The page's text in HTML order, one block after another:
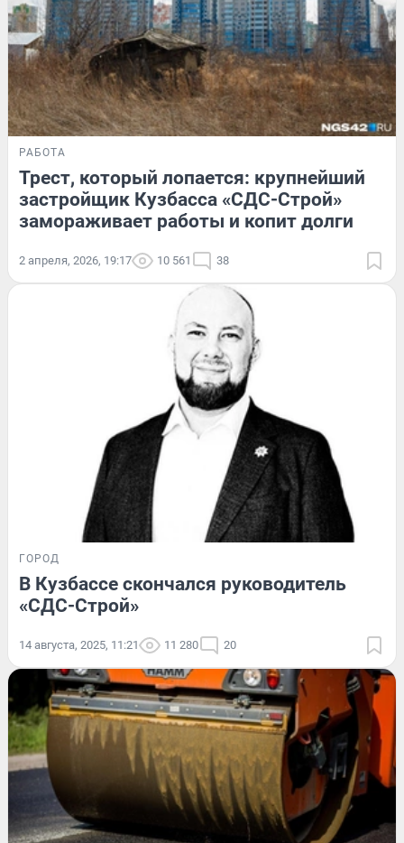
РАБОТА
Трест, который лопается: крупнейший
застройщик Кузбасса «СДС-Строй»
замораживает работы и копит долги
2 апреля, 2026, 19:17 10 561 38
ГОРОД
В Кузбассе скончался руководитель
«СДС-Строй»
14 августа, 2025, 11:21 11 280 20